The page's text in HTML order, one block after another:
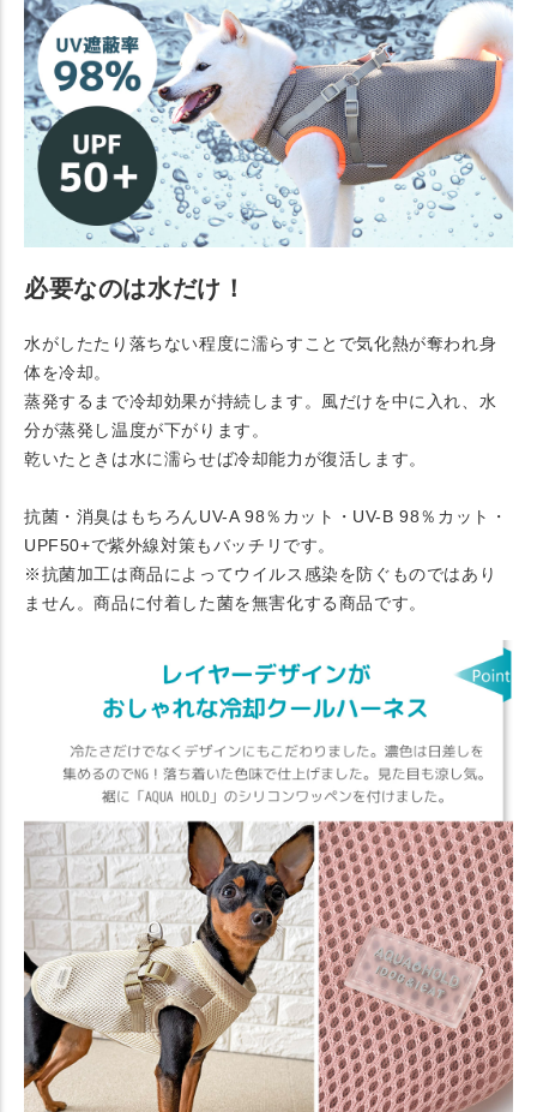
必要なのは水だけ！
水がしたたり落ちない程度に濡らすことで気化熱が奪われ身
体を冷却。
蒸発するまで冷却効果が持続します。風だけを中に入れ、水
分が蒸発し温度が下がります。
乾いたときは水に濡らせば冷却能力が復活します。
抗菌・消臭はもちろんUV-A 98％カット・UV-B 98％カット・
UPF50+で紫外線対策もバッチリです。
※抗菌加工は商品によってウイルス感染を防ぐものではあり
ません。商品に付着した菌を無害化する商品です。